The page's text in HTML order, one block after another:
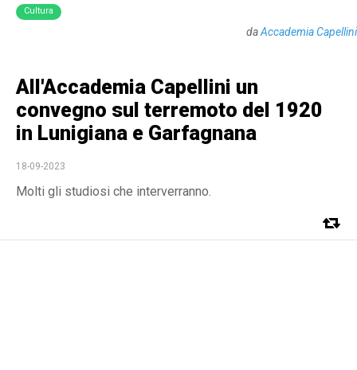
Cultura
daAccademia Capellini
All'Accademia Capellini un
convegno sul terremoto del 1920
in Lunigiana e Garfagnana
18-09-2023
Molti gli studiosi che interverranno.